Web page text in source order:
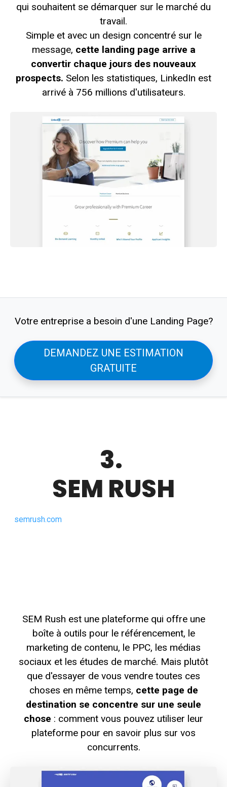
qui souhaitent se démarquer sur le marché du
travail.
Simple et avec un design concentré sur le
message, cette landing page arrive a
convertir chaque jours des nouveaux
prospects. Selon les statistiques, LinkedIn est
arrivé à 756 millions d'utilisateurs.
Votre entreprise a besoin d'une Landing Page?
DEMANDEZ UNE ESTIMATION
GRATUITE
3.
SEM RUSH
semrush.com
SEM Rush est une plateforme qui offre une
boîte à outils pour le référencement, le
marketing de contenu, le PPC, les médias
sociaux et les études de marché. Mais plutôt
que d'essayer de vous vendre toutes ces
choses en même temps, cette page de
destination se concentre sur une seule
chose : comment vous pouvez utiliser leur
plateforme pour en savoir plus sur vos
concurrents.